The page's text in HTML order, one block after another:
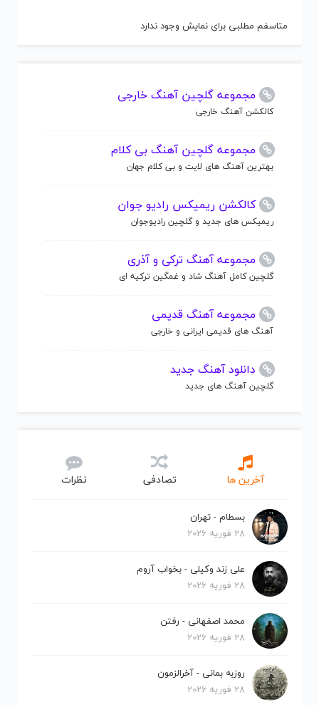
متاسفم مطلبی برای نمایش وجود ندارد
مجموعه گلچین آهنگ خارجی
کالکشن آهنگ خارجی
مجموعه گلچین آهنگ بی کلام
بهترین آهنگ های لایت و بی کلام جهان
کالکشن ریمیکس رادیو جوان
ریمیکس های جدید و گلچین رادیوجوان
مجموعه آهنگ ترکی و آذری
گلچین کامل آهنگ شاد و غمگین ترکیه ای
مجموعه آهنگ قدیمی
آهنگ های قدیمی ایرانی و خارجی
دانلود آهنگ جدید
گلچین آهنگ های جدید
آخرین ها تصادفی نظرات
بسطام - تهران
28 فوریه 2026
علی زند وکیلی - بخواب آروم
28 فوریه 2026
محمد اصفهانی - رفتن
28 فوریه 2026
روزبه بمانی - آخرالزمون
28 فوریه 2026